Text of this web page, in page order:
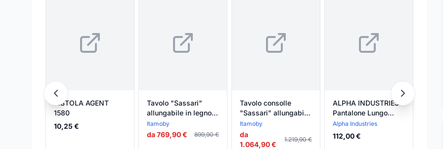
PISTOLA AGENT
1580
10,25 €
Tavolo "Sassari"
allungabile in legno
per sala da pranzo
Itamoby
da 769,90 € 899,90 €
Tavolo consolle
"Sassari" allungabile
in legno per sala da
pranzo
Itamoby
da
1.064,90 €
1.219,90 €
ALPHA INDUSTRIES
Pantalone Lungo
Uomo Agent Pant
Taupe
Alpha Industries
112,00 €